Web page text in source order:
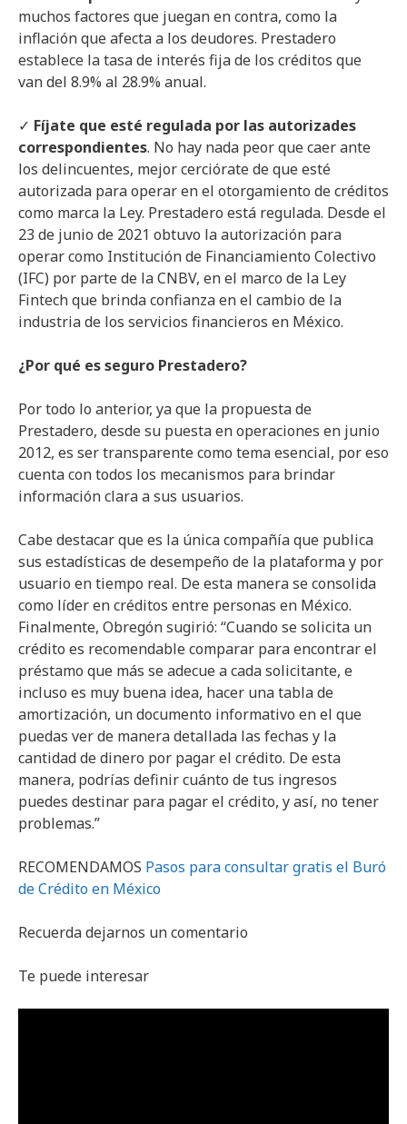
muchos factores que juegan en contra, como la
inflación que afecta a los deudores. Prestadero
establece la tasa de interés fija de los créditos que
van del 8.9% al 28.9% anual.
✓ Fíjate que esté regulada por las autorizades
correspondientes. No hay nada peor que caer ante
los delincuentes, mejor cerciórate de que esté
autorizada para operar en el otorgamiento de créditos
como marca la Ley. Prestadero está regulada. Desde el
23 de junio de 2021 obtuvo la autorización para
operar como Institución de Financiamiento Colectivo
(IFC) por parte de la CNBV, en el marco de la Ley
Fintech que brinda confianza en el cambio de la
industria de los servicios financieros en México.
¿Por qué es seguro Prestadero?
Por todo lo anterior, ya que la propuesta de
Prestadero, desde su puesta en operaciones en junio
2012, es ser transparente como tema esencial, por eso
cuenta con todos los mecanismos para brindar
información clara a sus usuarios.
Cabe destacar que es la única compañía que publica
sus estadísticas de desempeño de la plataforma y por
usuario en tiempo real. De esta manera se consolida
como líder en créditos entre personas en México.
Finalmente, Obregón sugirió: “Cuando se solicita un
crédito es recomendable comparar para encontrar el
préstamo que más se adecue a cada solicitante, e
incluso es muy buena idea, hacer una tabla de
amortización, un documento informativo en el que
puedas ver de manera detallada las fechas y la
cantidad de dinero por pagar el crédito. De esta
manera, podrías definir cuánto de tus ingresos
puedes destinar para pagar el crédito, y así, no tener
problemas.”
RECOMENDAMOS Pasos para consultar gratis el Buró
de Crédito en México
Recuerda dejarnos un comentario
Te puede interesar